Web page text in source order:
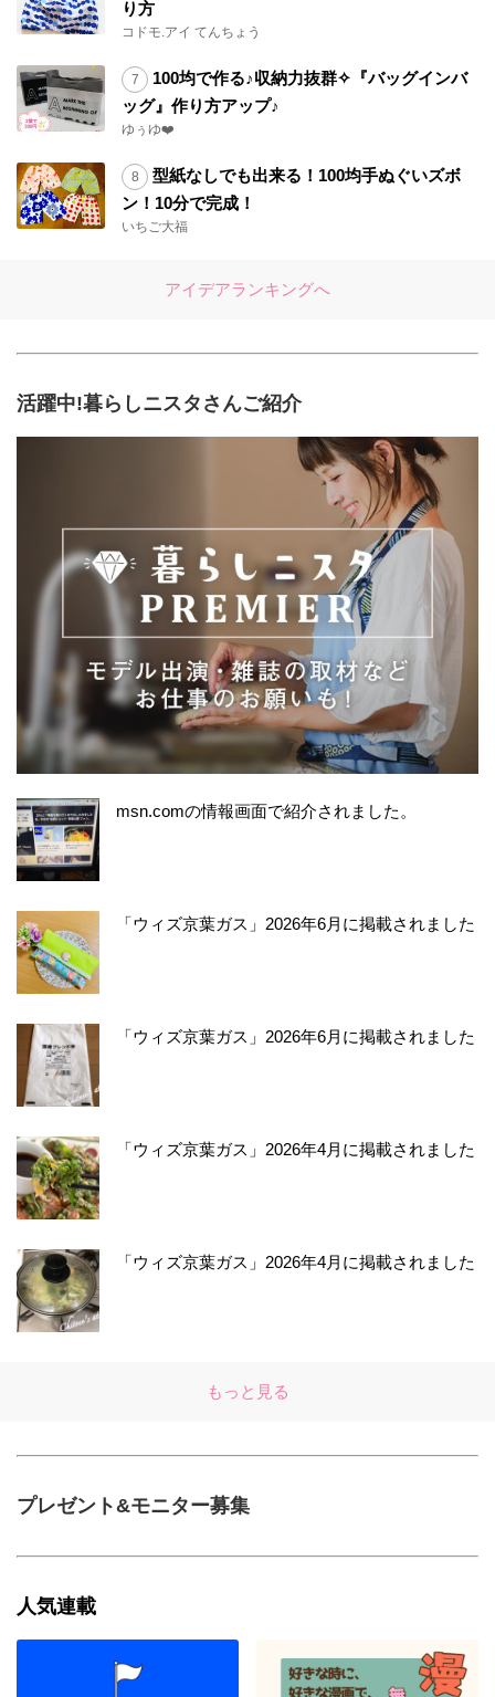
り方
コドモ.アイ てんちょう
100均で作る♪収納力抜群✧『バッグインバ
ッグ』作り方アップ♪
ゆぅゆ❤️
型紙なしでも出来る！100均手ぬぐいズボ
ン！10分で完成！
いちご大福
アイデアランキングへ
活躍中!暮らしニスタさんご紹介
msn.comの情報画面で紹介されました。
「ウィズ京葉ガス」2026年6月に掲載されました
「ウィズ京葉ガス」2026年6月に掲載されました
「ウィズ京葉ガス」2026年4月に掲載されました
「ウィズ京葉ガス」2026年4月に掲載されました
もっと見る
プレゼント&モニター募集
人気連載